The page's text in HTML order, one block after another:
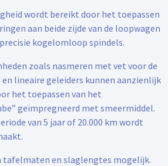
wordt bereikt door het toepassen
aan beide zijde van de loopwagen
kogelomloop spindels.
zoals nasmeren met vet voor de
lineaire geleiders kunnen aanzienlijk
het toepassen van het
geïmpregneerd met smeermiddel.
van 5 jaar of 20.000 km wordt
tafelmaten en slaglengtes mogelijk.